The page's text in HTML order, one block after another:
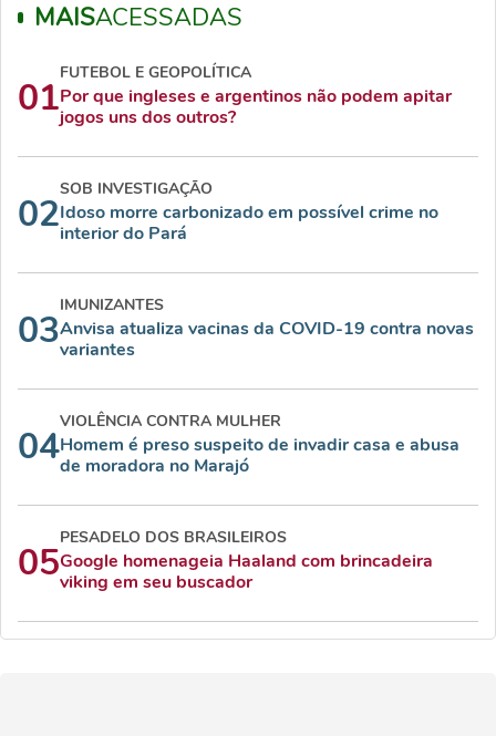
MAISACESSADAS
01
FUTEBOL E GEOPOLÍTICA
Por que ingleses e argentinos não podem apitar
jogos uns dos outros?
02
SOB INVESTIGAÇÃO
Idoso morre carbonizado em possível crime no
interior do Pará
03
IMUNIZANTES
Anvisa atualiza vacinas da COVID-19 contra novas
variantes
04
VIOLÊNCIA CONTRA MULHER
Homem é preso suspeito de invadir casa e abusa
de moradora no Marajó
05
PESADELO DOS BRASILEIROS
Google homenageia Haaland com brincadeira
viking em seu buscador